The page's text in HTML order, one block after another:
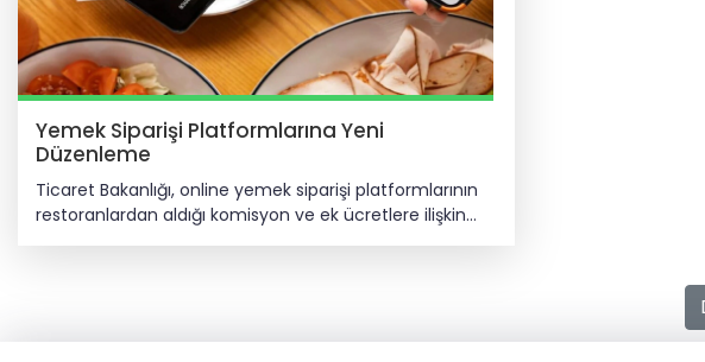
Yemek Siparişi Platformlarına Yeni
Düzenleme
Ticaret Bakanlığı, online yemek siparişi platformlarının
restoranlardan aldığı komisyon ve ek ücretlere ilişkin
yeni bir düzenleme hazırladı. Ticaret Bakanlığı, online
görünürlük gibi tüm kesintiler hem satıcı panelinde